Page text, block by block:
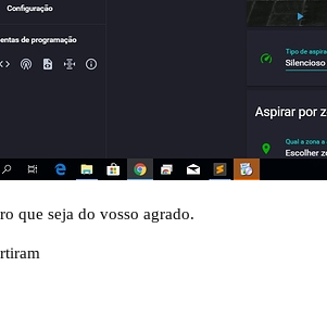
que seja do vosso agrado.